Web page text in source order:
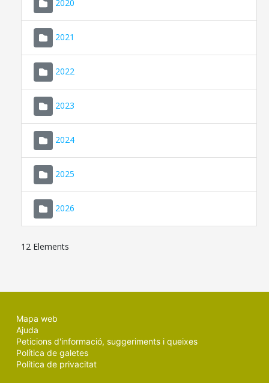
2020
2021
2022
2023
2024
2025
2026
12 Elements
Mapa web
Ajuda
Peticions d'informació, suggeriments i queixes
Política de galetes
Política de privacitat